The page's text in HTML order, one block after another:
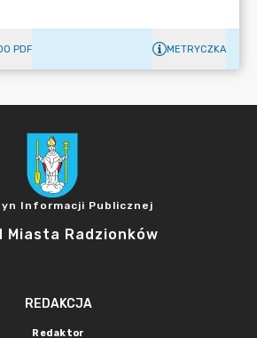
PDF METRYCZKA
Informacji Publicznej
Miasta Radzionków
REDAKCJA
Redaktor